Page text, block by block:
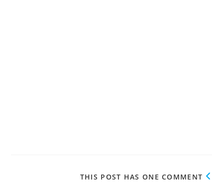
THIS POST HAS ONE COMMENT